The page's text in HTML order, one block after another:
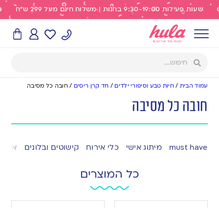
שעות פעילות 9:30-19:00 בחנות | משלוח חינם מעל 299 ש"ח
עמוד הבית /חיות טבע וסיפורי ילדים / חד קרן ריסים /חובה כל מסיבה
חובה כל מסיבה
must have מיתוג אישי כלי אירוח קישוטים ובלונים
כל המוצרים